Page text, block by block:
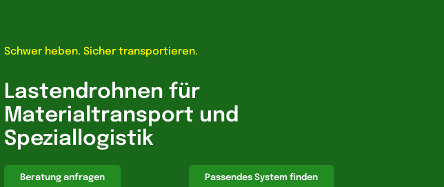
Schwer heben. Sicher transportieren.
Lastendrohnen für
Materialtransport und
Speziallogistik
Beratung anfragen Passendes System finden